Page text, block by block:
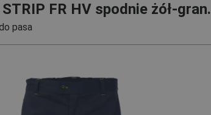
FR HV spodnie żół-gran.
pasa